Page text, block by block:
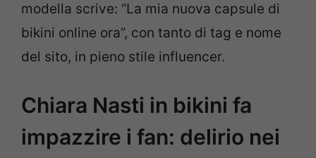
modella scrive: “La mia nuova capsule di
bikini online ora”, con tanto di tag e nome
del sito, in pieno stile influencer.
Chiara Nasti in bikini fa
impazzire i fan: delirio nei